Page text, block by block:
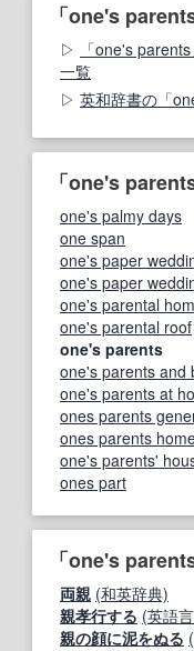
「one's
「one's
一覧
英和辞書の「
「one's
one's palmy days
one span
one's paper
one's paper
one's parental
one's parental roof
one's parents
one's parents and
one's parents at
ones parents
ones parents
one's parents'
ones part
「one's
両親 (和英辞典)
親孝行する (英語
親の顔に泥をぬる